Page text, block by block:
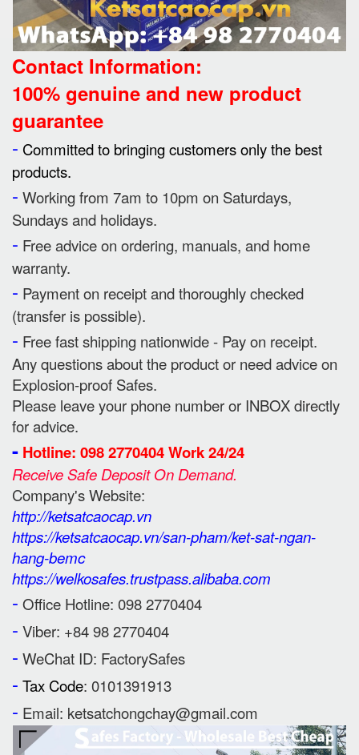
Contact Information:
100% genuine and new product
guarantee
- Committed to bringing customers only the best
products.
- Working from 7am to 10pm on Saturdays,
Sundays and holidays.
- Free advice on ordering, manuals, and home
warranty.
- Payment on receipt and thoroughly checked
(transfer is possible).
- Free fast shipping nationwide - Pay on receipt.
Any questions about the product or need advice on
Explosion-proof Safes.
Please leave your phone number or INBOX directly
for advice.
- Hotline: 098 2770404 Work 24/24
Receive Safe Deposit On Demand.
Company's Website:
http://ketsatcaocap.vn
https://ketsatcaocap.vn/san-pham/ket-sat-ngan-
hang-bemc
https://welkosafes.trustpass.alibaba.com
- Office Hotline: 098 2770404
- Viber: +84 98 2770404
- WeChat ID: FactorySafes
- Tax Code: 0101391913
- Email: ketsatchongchay@gmail.com